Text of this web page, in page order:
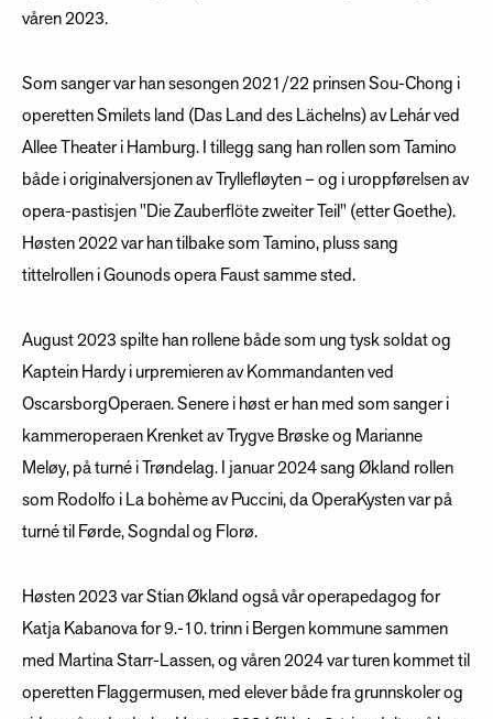
våren 2023.
Som sanger var han sesongen 2021/22 prinsen Sou-Chong i
operetten Smilets land (Das Land des Lächelns) av Lehár ved
Allee Theater i Hamburg. I tillegg sang han rollen som Tamino
både i originalversjonen av Tryllefløyten – og i uroppførelsen av
opera-pastisjen "Die Zauberflöte zweiter Teil" (etter Goethe).
Høsten 2022 var han tilbake som Tamino, pluss sang
tittelrollen i Gounods opera Faust samme sted.
August 2023 spilte han rollene både som ung tysk soldat og
Kaptein Hardy i urpremieren av Kommandanten ved
OscarsborgOperaen. Senere i høst er han med som sanger i
kammeroperaen Krenket av Trygve Brøske og Marianne
Meløy, på turné i Trøndelag. I januar 2024 sang Økland rollen
som Rodolfo i La bohème av Puccini, da OperaKysten var på
turné til Førde, Sogndal og Florø.
Høsten 2023 var Stian Økland også vår operapedagog for
Katja Kabanova for 9.-10. trinn i Bergen kommune sammen
med Martina Starr-Lassen, og våren 2024 var turen kommet til
operetten Flaggermusen, med elever både fra grunnskoler og